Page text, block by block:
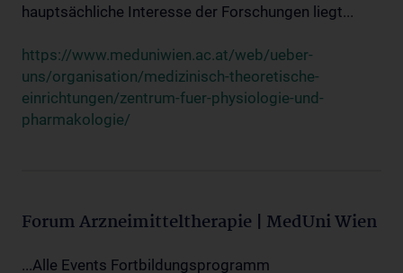
hauptsächliche Interesse der Forschungen liegt...
https://www.meduniwien.ac.at/web/ueber-
uns/organisation/medizinisch-theoretische-
einrichtungen/zentrum-fuer-physiologie-und-
pharmakologie/
Forum Arzneimitteltherapie | MedUni Wien
...Alle Events Fortbildungsprogramm